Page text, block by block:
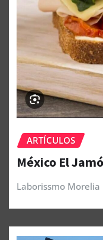
ARTÍCULOS
México El
Laborissmo Morelia